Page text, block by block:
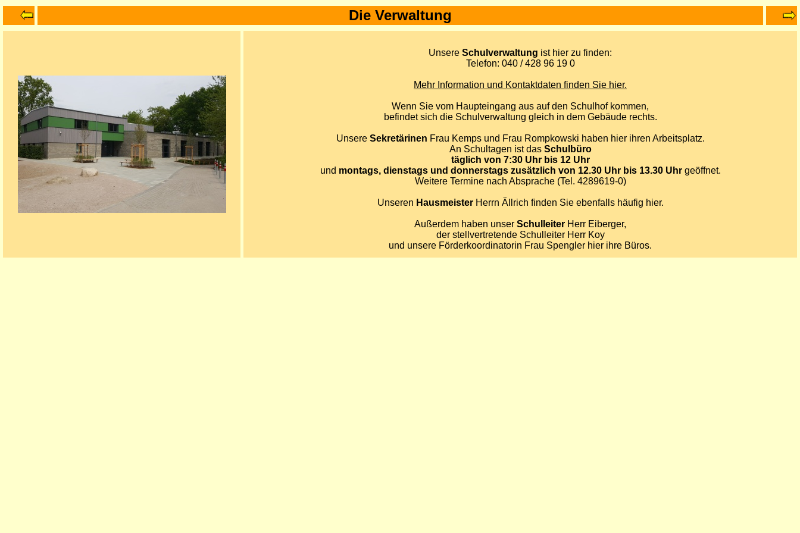
Die Verwaltung
Unsere Schulverwaltung ist hier zu finden:
Telefon: 040 / 428 96 19 0
Mehr Information und Kontaktdaten finden Sie hier.
Wenn Sie vom Haupteingang aus auf den Schulhof kommen,
befindet sich die Schulverwaltung gleich in dem Gebäude rechts.
Unsere Sekretärinen Frau Kemps und Frau Rompkowski haben hier ihren Arbeitsplatz.
An Schultagen ist das Schulbüro
täglich von 7:30 Uhr bis 12 Uhr
und montags, dienstags und donnerstags zusätzlich von 12.30 Uhr bis 13.30 Uhrgeöffnet.
Weitere Termine nach Absprache (Tel. 4289619-0)
Unseren HausmeisterHerrn Ällrich finden Sie ebenfalls häufig hier.
Außerdem haben unser Schulleiter Herr Eiberger,
der stellvertretende Schulleiter Herr Koy
und unsere Förderkoordinatorin Frau Spengler hier ihre Büros.